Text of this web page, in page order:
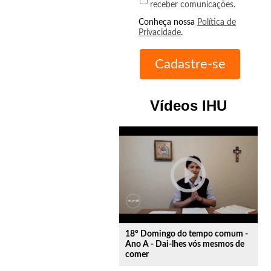
receber comunicações.
Conheça nossa Política de
Privacidade.
Vídeos IHU
play_circle_outline
18º Domingo do tempo comum -
Ano A - Dai-lhes vós mesmos de
comer